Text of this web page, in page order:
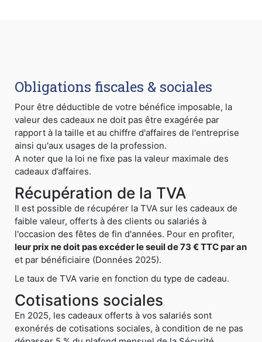
Obligations fiscales & sociales
Pour être déductible de votre bénéfice imposable, la
valeur des cadeaux ne doit pas être exagérée par
rapport à la taille et au chiffre d'affaires de l'entreprise
ainsi qu'aux usages de la profession.
A noter que la loi ne fixe pas la valeur maximale des
cadeaux d’affaires.
Récupération de la TVA
Il est possible de récupérer la TVA sur les cadeaux de
faible valeur, offerts à des clients ou salariés à
l'occasion des fêtes de fin d'années. Pour en profiter,
leur prix ne doit pas excéder le seuil de 73 € TTC par an
et par bénéficiaire (Données 2025).
Le taux de TVA varie en fonction du type de cadeau.
Cotisations sociales
En 2025, les cadeaux offerts à vos salariés sont
exonérés de cotisations sociales, à condition de ne pas